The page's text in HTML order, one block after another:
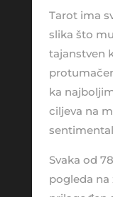
Tarot ima
slika što
tajanstven
ka
ciljeva na
Svaka od
pogleda